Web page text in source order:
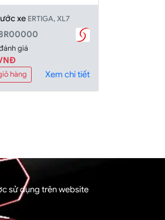
xe ERTIGA, XL7
giá
hàng Xem chi tiết
sử dụng trên website